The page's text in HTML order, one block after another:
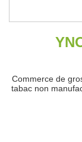
Commerce de
tabac non